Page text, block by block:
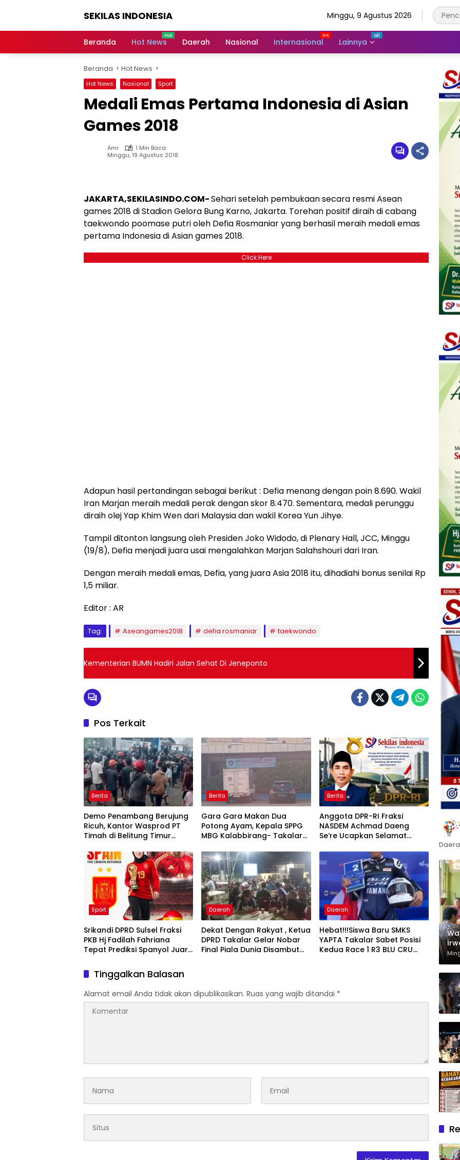
SEKILAS INDONESIA
Terkini,
Latest
World,
Headlines,
News
Minggu, 9 Agustus 2026
Beranda Hot News Daerah Nasional Internasional Lainnya
Beranda Hot News
Hot News Nasional Sport
Medali Emas Pertama Indonesia di Asian
Games 2018
Amr
1 Min Baca
Minggu, 19 Agustus 2018
JAKARTA,SEKILASINDO.COM-Sehari setelah pembukaan secara resmi Asean
games 2018 di Stadion Gelora Bung Karno, Jakarta. Torehan positif diraih di cabang
taekwondo poomase putri oleh Defia Rosmaniar yang berhasil meraih medali emas
pertama Indonesia di Asian games 2018.
Click Here
Adapun hasil pertandingan sebagai berikut : Defia menang dengan poin 8.690. Wakil
Iran Marjan meraih medali perak dengan skor 8.470. Sementara, medali perunggu
diraih olej Yap Khim Wen dari Malaysia dan wakil Korea Yun Jihye.
Tampil ditonton langsung oleh Presiden Joko Widodo, di Plenary Hall, JCC, Minggu
(19/8), Defia menjadi juara usai mengalahkan Marjan Salahshouri dari Iran.
Dengan meraih medali emas, Defia, yang juara Asia 2018 itu, dihadiahi bonus senilai Rp
1,5 miliar.
Editor : AR
Tag: Aseangames2018 defia rosmaniar taekwondo
Kementerian BUMN Hadiri Jalan Sehat Di Jeneponto
Pos Terkait
Berita
Demo Penambang Berujung
Ricuh, Kantor Wasprod PT
Timah di Belitung Timur
Berita
Gara Gara Makan Dua
Potong Ayam, Kepala SPPG
MBG Kalabbirang- Takalar
Berita
Anggota DPR-RI Fraksi
NASDEM Achmad Daeng
Se’re Ucapkan Selamat
Sekilas Indonesia, Apresiasi
Peran Pers dalam
Membangun Bangsa
Sport
Srikandi DPRD Sulsel Fraksi
PKB Hj Fadilah Fahriana
Tepat Prediksi Spanyol Juara
Daerah
Dekat Dengan Rakyat , Ketua
DPRD Takalar Gelar Nobar
Final Piala Dunia Disambut
Daerah
Hebat!!!Siswa Baru SMKS
YAPTA Takalar Sabet Posisi
Kedua Race 1 R3 BLU CRU
Tinggalkan Balasan
Alamat email Anda tidak akan dipublikasikan. Ruas yang wajib ditandai *